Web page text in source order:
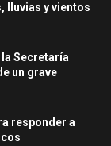
lluvias y vientos
Secretaría
un grave
responder a